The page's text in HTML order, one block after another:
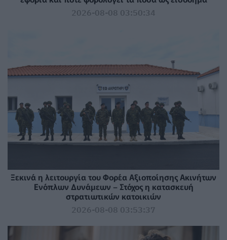
2026-08-08 03:50:34
Ξεκινά η λειτουργία του Φορέα Αξιοποίησης Ακινήτων
Ενόπλων Δυνάμεων – Στόχος η κατασκευή
στρατιωτικών κατοικιών
2026-08-08 03:53:37